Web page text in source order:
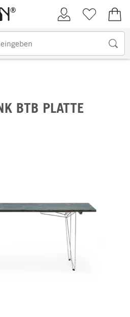
Kundenkonto
Merkliste
BTB PLATTE